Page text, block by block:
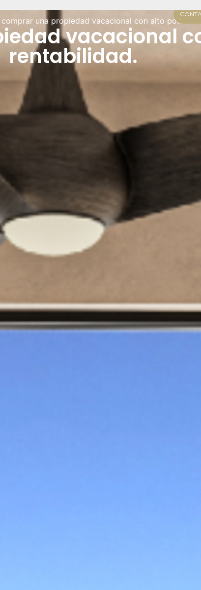
una propiedad vacacional con alto
vacacional
rentabilidad.